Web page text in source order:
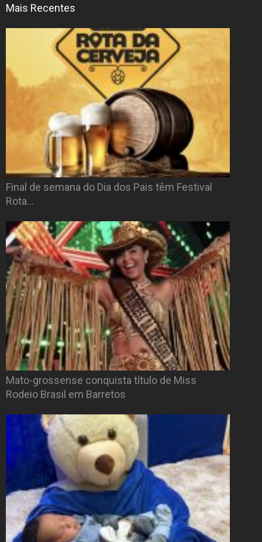
Mais Recentes
Final de semana do Dia dos Pais têm Festival
Rota…
Mato-grossense conquista título de Miss
Rodeio Brasil em Barretos